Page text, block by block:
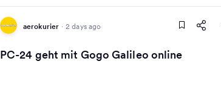
aerokurier · 2 days ago
PC-24 geht mit Gogo Galileo online